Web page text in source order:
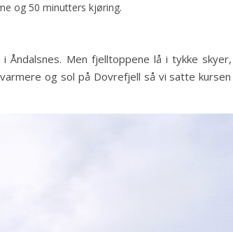
og 50 minutters kjøring.
Åndalsnes. Men fjelltoppene lå i tykke
og sol på Dovrefjell så vi satte kursen